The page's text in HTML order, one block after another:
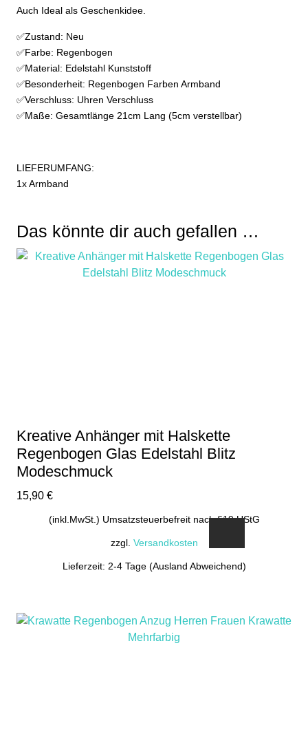
Auch Ideal als Geschenkidee.
✅Zustand: Neu
✅Farbe: Regenbogen
✅Material: Edelstahl Kunststoff
✅Besonderheit: Regenbogen Farben Armband
✅Verschluss: Uhren Verschluss
✅Maße: Gesamtlänge 21cm Lang (5cm verstellbar)
LIEFERUMFANG:
1x Armband
Das könnte dir auch gefallen …
Kreative Anhänger mit Halskette
Regenbogen Glas Edelstahl Blitz
Modeschmuck
15,90 €
(inkl.MwSt.) Umsatzsteuerbefreit nach §19 UStG
zzgl. Versandkosten
Lieferzeit: 2-4 Tage (Ausland Abweichend)